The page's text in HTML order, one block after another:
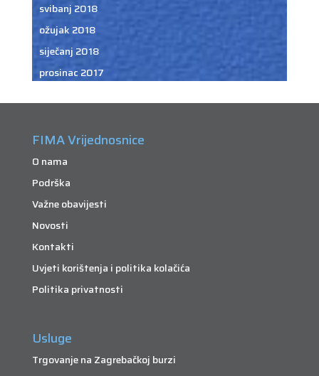
svibanj 2018
ožujak 2018
siječanj 2018
prosinac 2017
FIMA Vrijednosnice
O nama
Podrška
Važne obavijesti
Novosti
Kontakti
Uvjeti korištenja i politika kolačića
Politika privatnosti
Usluge
Trgovanje na Zagrebačkoj burzi